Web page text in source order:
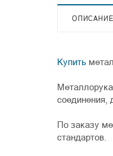
ОПИСАНИЕ
Купить
соединения,
По заказу
стандартов.